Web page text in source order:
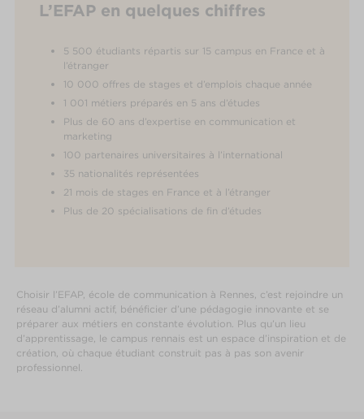
L’EFAP en quelques chiffres
5 500 étudiants répartis sur 15 campus en France et à
l’étranger
10 000 offres de stages et d’emplois chaque année
1 001 métiers préparés en 5 ans d’études
Plus de 60 ans d’expertise en communication et
marketing
100 partenaires universitaires à l’international
35 nationalités représentées
21 mois de stages en France et à l’étranger
Plus de 20 spécialisations de fin d’études
Choisir l’EFAP, école de communication à Rennes, c’est rejoindre un
réseau d’alumni actif, bénéficier d’une pédagogie innovante et se
préparer aux métiers en constante évolution. Plus qu’un lieu
d’apprentissage, le campus rennais est un espace d’inspiration et de
création, où chaque étudiant construit pas à pas son avenir
professionnel.